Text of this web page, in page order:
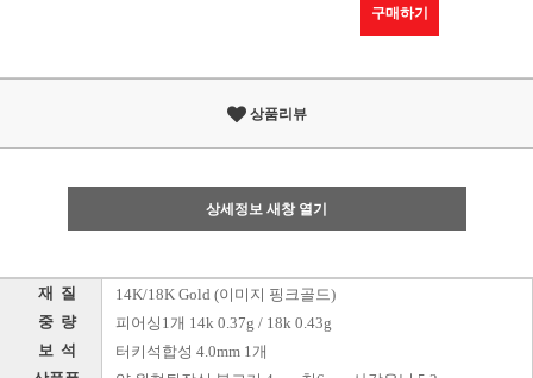
구매하기
상품리뷰
상세정보 새창 열기
재 질 14K/18K Gold (이미지 핑크골드)
중 량 피어싱1개 14k 0.37g / 18k 0.43g
보 석 터키석합성 4.0mm 1개